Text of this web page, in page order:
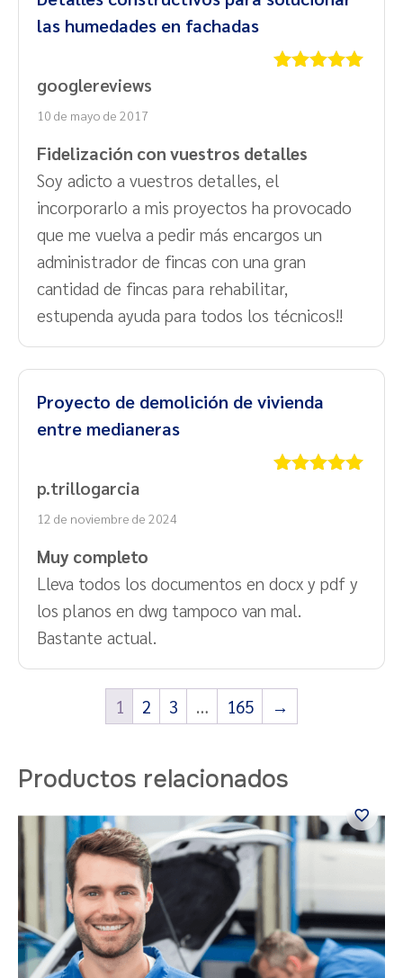
las humedades en fachadas
googlereviews
10 de mayo de 2017
Fidelización con vuestros detalles
Soy adicto a vuestros detalles, el
incorporarlo a mis proyectos ha provocado
que me vuelva a pedir más encargos un
administrador de fincas con una gran
cantidad de fincas para rehabilitar,
estupenda ayuda para todos los técnicos!!
Proyecto de demolición de vivienda
entre medianeras
p.trillogarcia
12 de noviembre de 2024
Muy completo
Lleva todos los documentos en docx y pdf y
los planos en dwg tampoco van mal.
Bastante actual.
1 2 3 … 165 →
Productos relacionados